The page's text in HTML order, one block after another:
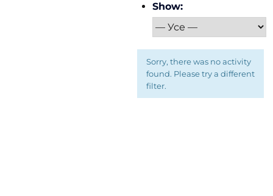
Show:
Sorry, there was no activity
found. Please try a different
filter.